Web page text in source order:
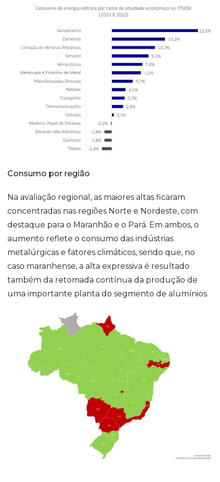
Consumo por região
Na avaliação regional, as maiores altas ficaram
concentradas nas regiões Norte e Nordeste, com
destaque para o Maranhão e o Pará. Em ambos, o
aumento reflete o consumo das indústrias
metalúrgicas e fatores climáticos, sendo que, no
caso maranhense, a alta expressiva é resultado
também da retomada contínua da produção de
uma importante planta do segmento de alumínios.